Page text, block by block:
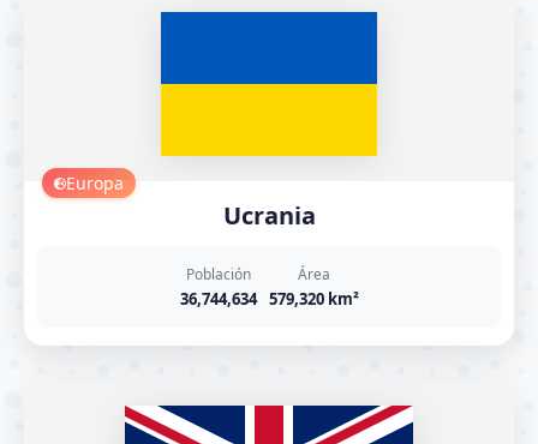
Europa
Ucrania
Población
36,744,634
Área
579,320 km²